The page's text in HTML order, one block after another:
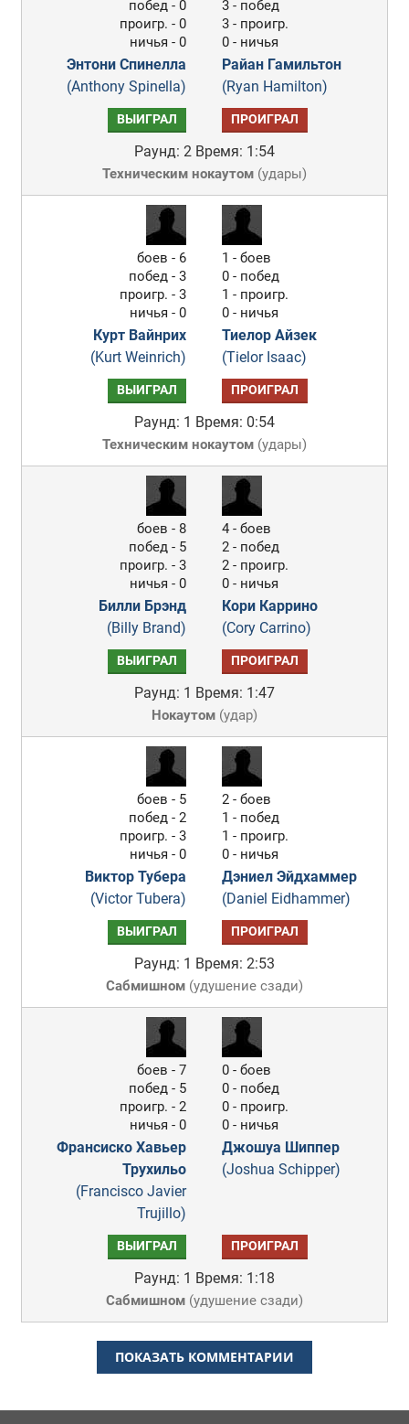
побед - 0
проигр. - 0
ничья - 0
Энтони Спинелла
(Anthony Spinella)
3 - побед
3 - проигр.
0 - ничья
Райан Гамильтон
(Ryan Hamilton)
ВЫИГРАЛ ПРОИГРАЛ
Раунд: 2 Время: 1:54
Техническим нокаутом(удары)
боев - 6
побед - 3
проигр. - 3
ничья - 0
Курт Вайнрих
(Kurt Weinrich)
1 - боев
0 - побед
1 - проигр.
0 - ничья
Тиелор Айзек
(Tielor Isaac)
ВЫИГРАЛ ПРОИГРАЛ
Раунд: 1 Время: 0:54
Техническим нокаутом(удары)
боев - 8
побед - 5
проигр. - 3
ничья - 0
Билли Брэнд
(Billy Brand)
4 - боев
2 - побед
2 - проигр.
0 - ничья
Кори Каррино
(Cory Carrino)
ВЫИГРАЛ ПРОИГРАЛ
Раунд: 1 Время: 1:47
Нокаутом(удар)
боев - 5
побед - 2
проигр. - 3
ничья - 0
Виктор Тубера
(Victor Tubera)
2 - боев
1 - побед
1 - проигр.
0 - ничья
Дэниел Эйдхаммер
(Daniel Eidhammer)
ВЫИГРАЛ ПРОИГРАЛ
Раунд: 1 Время: 2:53
Сабмишном(удушение сзади)
боев - 7
побед - 5
проигр. - 2
ничья - 0
Франсиско Хавьер
Трухильо
(Francisco Javier
Trujillo)
0 - боев
0 - побед
0 - проигр.
0 - ничья
Джошуа Шиппер
(Joshua Schipper)
ВЫИГРАЛ ПРОИГРАЛ
Раунд: 1 Время: 1:18
Сабмишном(удушение сзади)
ПОКАЗАТЬ КОММЕНТАРИИ